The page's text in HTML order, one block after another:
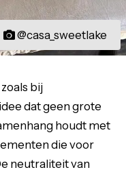
@casa_sweetlake
bij
dat geen grote
houdt met
die voor
neutraliteit van